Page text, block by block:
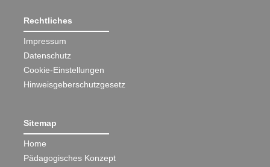
Rechtliches
Impressum
Datenschutz
Cookie-Einstellungen
Hinweisgeberschutzgesetz
Sitemap
Home
Pädagogisches Konzept